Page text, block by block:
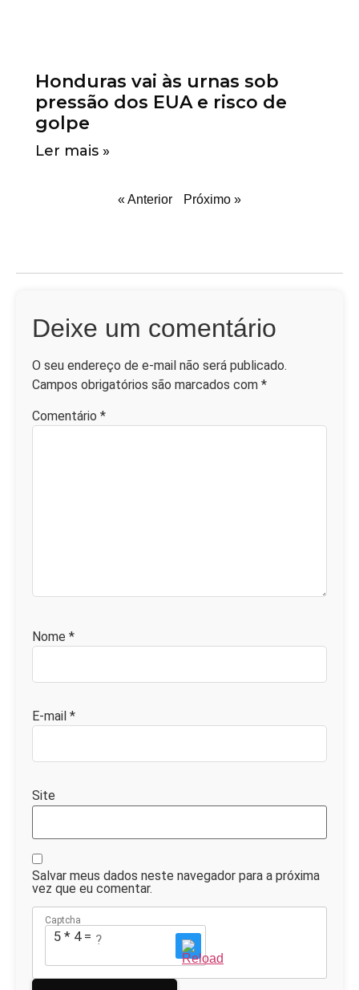
Honduras vai às urnas sob
pressão dos EUA e risco de
golpe
Ler mais »
« Anterior Próximo »
Deixe um comentário
O seu endereço de e-mail não será publicado.
Campos obrigatórios são marcados com *
Comentário *
Nome *
E-mail *
Site
Salvar meus dados neste navegador para a próxima
vez que eu comentar.
Captcha
5 * 4 = ?